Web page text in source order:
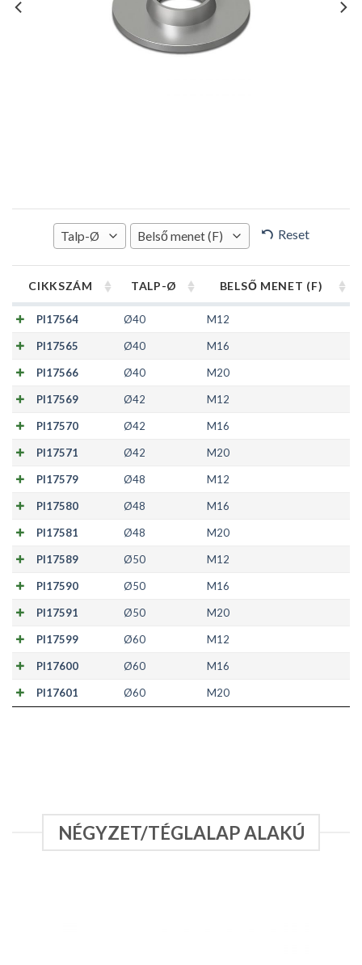
Talp-Ø Belső menet (F) Reset
CIKKSZÁM TALP-Ø BELSŐ MENET (F)
PI17564 Ø40 M12
PI17565 Ø40 M16
PI17566 Ø40 M20
PI17569 Ø42 M12
PI17570 Ø42 M16
PI17571 Ø42 M20
PI17579 Ø48 M12
PI17580 Ø48 M16
PI17581 Ø48 M20
PI17589 Ø50 M12
PI17590 Ø50 M16
PI17591 Ø50 M20
PI17599 Ø60 M12
PI17600 Ø60 M16
PI17601 Ø60 M20
NÉGYZET/TÉGLALAP ALAKÚ